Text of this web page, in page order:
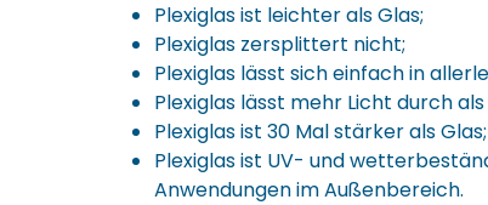
Plexiglas ist leichter als Glas;
Plexiglas zersplittert nicht;
Plexiglas lässt sich einfach in
Plexiglas lässt mehr Licht durch
Plexiglas ist 30 Mal stärker als Glas;
Plexiglas ist UV- und
Anwendungen im Außenbereich.